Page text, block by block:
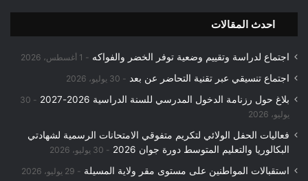
احدث المقالات
اجتماع لدراسة وتقييم وضعية توفر الخضر والفواكه 1 أغسطس، 2026
اجتماع تنسيقي عبر تقنية التحاضر عن بعد 30 يوليو، 2026
بلاغ حول رزنامة الدخول المدرسي للسنة الدراسية 2026-2027
30
يوليو، 2026
فعاليات الحفل الولائي لتكريم متفوقي الامتحانات الرسمية لشهادتي
البكالوريا والتعليم المتوسط دورة جوان 2026
30 يوليو، 2026
استقبالات المواطنين على مستوى مقر ولاية المسيلة 29 يوليو، 2026